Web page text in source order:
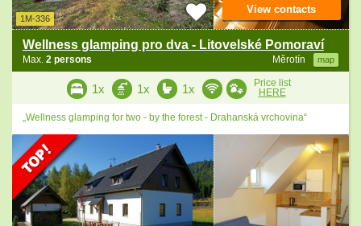
1M-336
Wellness glamping pro dva - Litovelské Pomoraví
Měrotín map
Max. 2 persons
View contacts
1x 1x 1x
Price list
HERE
„Wellness glamping for two - by the forest - Drahanská vrchovina“